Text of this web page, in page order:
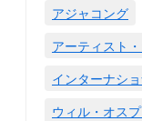
アジャコング
アーティスト
インターナシ
ウィル・オス